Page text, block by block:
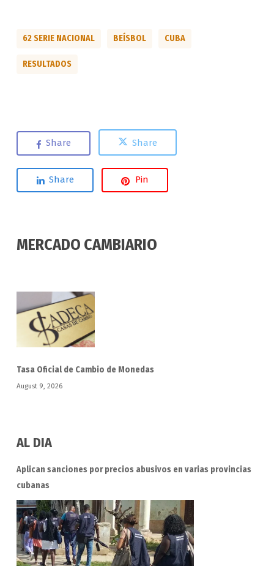
62 SERIE NACIONAL BEÍSBOL CUBA
RESULTADOS
Share Share
Share Pin
MERCADO CAMBIARIO
Tasa Oficial de Cambio de Monedas
August 9, 2026
AL DIA
Aplican sanciones por precios abusivos en varias provincias
cubanas